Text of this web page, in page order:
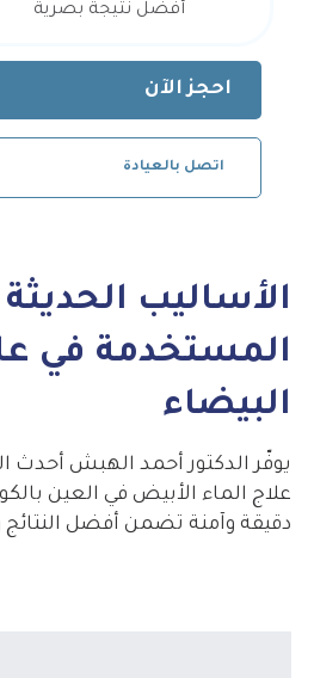
أفضل نتيجة بصرية
احجز الآن
اتصل بالعيادة
الأساليب الحديثة
المستخدمة في
البيضاء
يوفّر الدكتور أحمد الهبش أحدث
علاج الماء الأبيض في العين
دقيقة وآمنة تضمن أفضل